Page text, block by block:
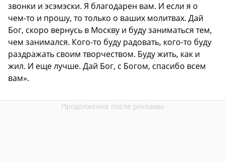
звонки и эсэмэски. Я благодарен вам. И если я о
чем-то и прошу, то только о ваших молитвах. Дай
Бог, скоро вернусь в Москву и буду заниматься тем,
чем занимался. Кого-то буду радовать, кого-то буду
раздражать своим творчеством. Буду жить, как и
жил. И еще лучше. Дай Бог, с Богом, спасибо всем
вам».